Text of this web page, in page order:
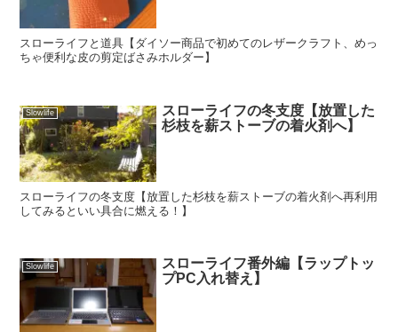
スローライフと道具【ダイソー商品で初めてのレザークラフト、めっ
ちゃ便利な皮の剪定ばさみホルダー】
Slowlife
スローライフの冬支度【放置した
杉枝を薪ストーブの着火剤へ】
スローライフの冬支度【放置した杉枝を薪ストーブの着火剤へ再利用
してみるといい具合に燃える！】
Slowlife
スローライフ番外編【ラップトッ
プPC入れ替え】